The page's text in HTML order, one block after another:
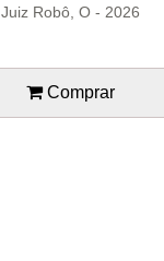
Juiz Robô, O - 2026
Comprar